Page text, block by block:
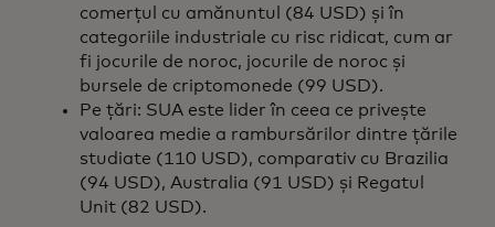
comerțul cu amănuntul (84 USD) și în
categoriile industriale cu risc ridicat, cum ar
fi jocurile de noroc, jocurile de noroc și
bursele de criptomonede (99 USD).
Pe țări: SUA este lider în ceea ce privește
valoarea medie a rambursărilor dintre țările
studiate (110 USD), comparativ cu Brazilia
(94 USD), Australia (91 USD) și Regatul
Unit (82 USD).